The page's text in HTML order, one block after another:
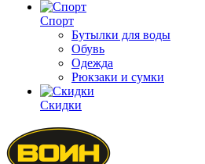
Спорт
Бутылки для воды
Обувь
Одежда
Рюкзаки и сумки
Скидки